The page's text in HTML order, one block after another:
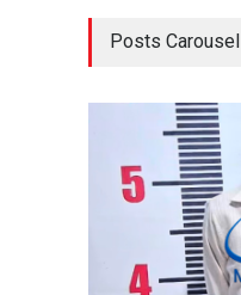
Posts Carousel